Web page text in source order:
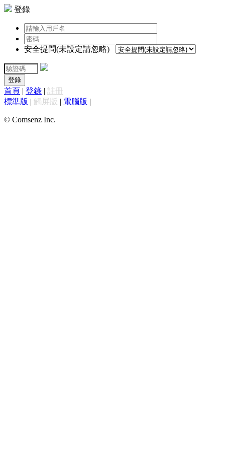
登錄
安全提問(未設定請忽略)
登錄
首頁 | 登錄 | 註冊
標準版 | 觸屏版 | 電腦版 |
© Comsenz Inc.